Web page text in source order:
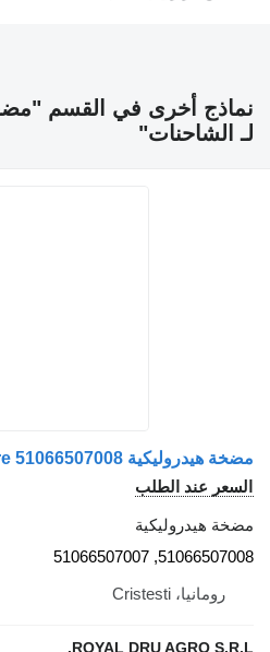
لـ الشاحنات"
السعر عند الطلب
مضخة هيدروليكية
51066507008, 51066507007
رومانيا، Cristesti
ROYAL DRU AGRO S.R.L.